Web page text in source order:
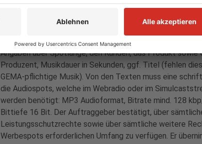
besonderen Vereinbarung. Kommt er dieser Verpflichtung
behält die PFD den Anspruch auf das vereinbarte
sein. Es werden für die Audiospots benötigt:
(Aussteuerung der Pegel: -9 dBFS (digital) +6 dBu
Angaben über Spotlänge, den Kunden, das Produkt sowie
Produzent, Musikdauer in Sekunden, ggf. Titel (fehlen
GEMA-pflichtige Musik). Von den Texten muss eine
die Audiospots, welche im Webradio oder im
werden benötigt: MP3 Audioformat, Bitrate mind. 128
Bittiefe 16 Bit. Der Auftraggeber bestätigt, über
Leistungsschutzrechte sowie über sämtliche weitere
Werbespots erforderlichen Umfang zu verfügen. Er